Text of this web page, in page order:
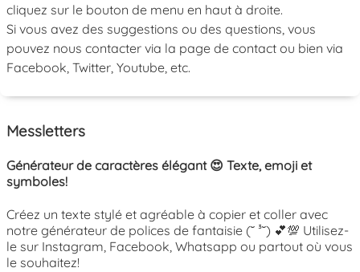
cliquez sur le bouton de menu en haut à droite.
Si vous avez des suggestions ou des questions, vous
pouvez nous contacter via la page de contact ou bien via
Facebook, Twitter, Youtube, etc.
Messletters
Générateur de caractères élégant 😍 Texte, emoji et
symboles!
Créez un texte stylé et agréable à copier et coller avec
notre générateur de polices de fantaisie (˘ ³˘) 💕💯 Utilisez-
le sur Instagram, Facebook, Whatsapp ou partout où vous
le souhaitez!